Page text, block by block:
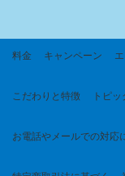
料金 キャンペーン
こだわりと特徴 トピッ
お電話やメールでの対応